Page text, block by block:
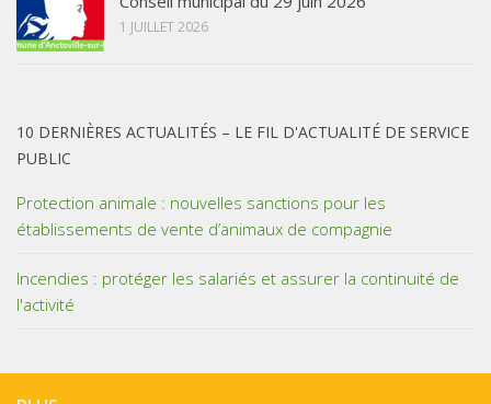
1 JUILLET 2026
10 DERNIÈRES ACTUALITÉS – LE FIL D'ACTUALITÉ DE SERVICE
PUBLIC
Protection animale : nouvelles sanctions pour les
établissements de vente d’animaux de compagnie
Incendies : protéger les salariés et assurer la continuité de
l'activité